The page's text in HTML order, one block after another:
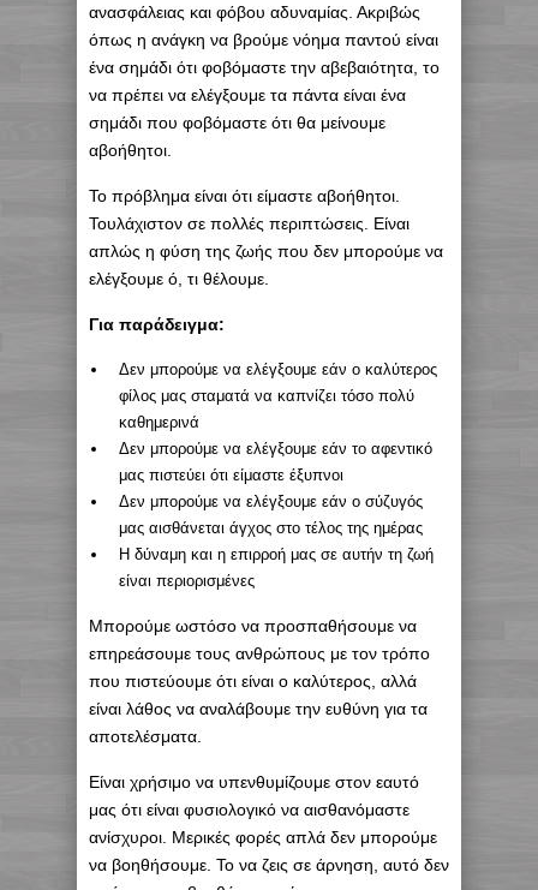
ανασφάλειας και φόβου αδυναμίας. Ακριβώς
όπως η ανάγκη να βρούμε νόημα παντού είναι
ένα σημάδι ότι φοβόμαστε την αβεβαιότητα, το
να πρέπει να ελέγξουμε τα πάντα είναι ένα
σημάδι που φοβόμαστε ότι θα μείνουμε
αβοήθητοι.
Το πρόβλημα είναι ότι είμαστε αβοήθητοι.
Τουλάχιστον σε πολλές περιπτώσεις. Είναι
απλώς η φύση της ζωής που δεν μπορούμε να
ελέγξουμε ό, τι θέλουμε.
Για παράδειγμα:
Δεν μπορούμε να ελέγξουμε εάν ο καλύτερος
φίλος μας σταματά να καπνίζει τόσο πολύ
καθημερινά
Δεν μπορούμε να ελέγξουμε εάν το αφεντικό
μας πιστεύει ότι είμαστε έξυπνοι
Δεν μπορούμε να ελέγξουμε εάν ο σύζυγός
μας αισθάνεται άγχος στο τέλος της ημέρας
Η δύναμη και η επιρροή μας σε αυτήν τη ζωή
είναι περιορισμένες
Μπορούμε ωστόσο να προσπαθήσουμε να
επηρεάσουμε τους ανθρώπους με τον τρόπο
που πιστεύουμε ότι είναι ο καλύτερος, αλλά
είναι λάθος να αναλάβουμε την ευθύνη για τα
αποτελέσματα.
Είναι χρήσιμο να υπενθυμίζουμε στον εαυτό
μας ότι είναι φυσιολογικό να αισθανόμαστε
ανίσχυροι. Μερικές φορές απλά δεν μπορούμε
να βοηθήσουμε. Το να ζεις σε άρνηση, αυτό δεν